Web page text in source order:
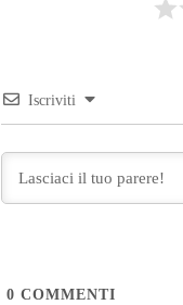
Iscriviti
0 COMMENTI